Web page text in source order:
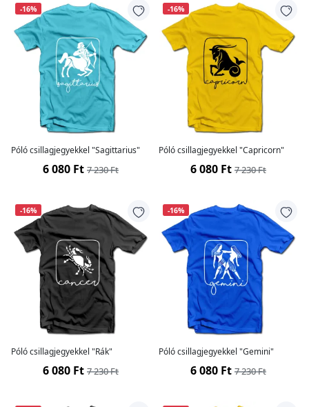
-16%
Póló csillagjegyekkel "Sagittarius"
6 080 Ft 7 230 Ft
-16%
Póló csillagjegyekkel "Capricorn"
6 080 Ft 7 230 Ft
-16%
Póló csillagjegyekkel "Rák"
6 080 Ft 7 230 Ft
-16%
Póló csillagjegyekkel "Gemini"
6 080 Ft 7 230 Ft